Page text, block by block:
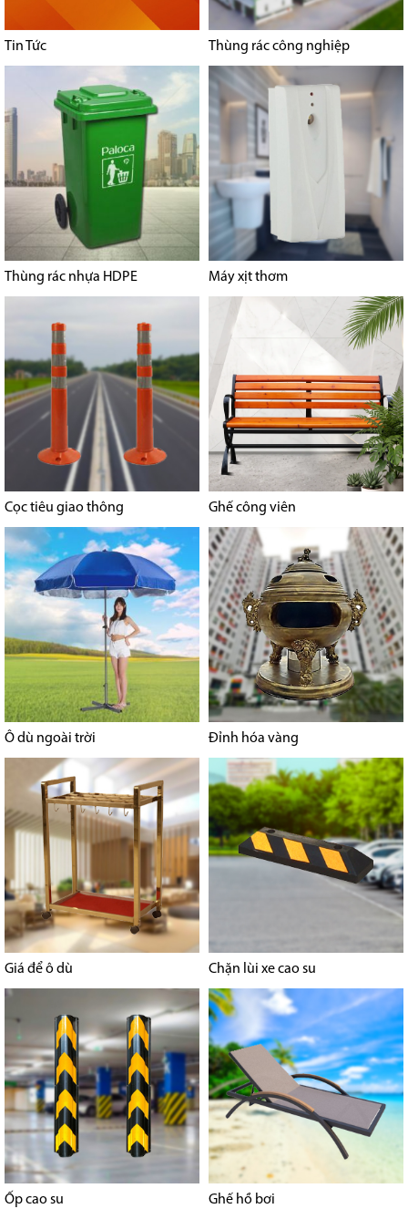
Tin Tức Thùng rác công nghiệp
Thùng rác nhựa HDPE Máy xịt thơm
Cọc tiêu giao thông Ghế công viên
Ô dù ngoài trời Đỉnh hóa vàng
Giá để ô dù Chặn lùi xe cao su
Ốp cao su Ghế hồ bơi